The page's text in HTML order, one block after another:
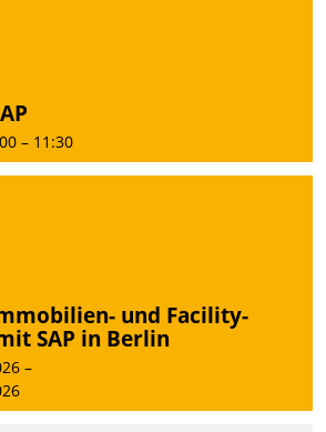
– 11:30
und Facility-
SAP in Berlin
–